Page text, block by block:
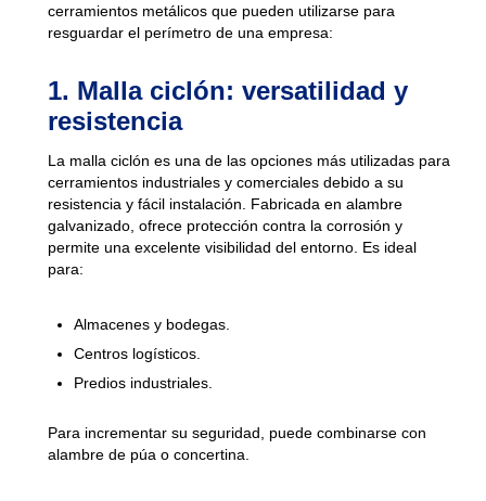
cerramientos metálicos que pueden utilizarse para
resguardar el perímetro de una empresa:
1. Malla ciclón: versatilidad y
resistencia
La malla ciclón es una de las opciones más utilizadas para
cerramientos industriales y comerciales debido a su
resistencia y fácil instalación. Fabricada en alambre
galvanizado, ofrece protección contra la corrosión y
permite una excelente visibilidad del entorno. Es ideal
para:
Almacenes y bodegas.
Centros logísticos.
Predios industriales.
Para incrementar su seguridad, puede combinarse con
alambre de púa o concertina.